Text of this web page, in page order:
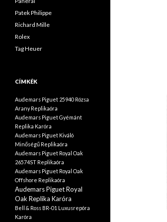
Patek Philippe
Richard Mille
Rolex
Tag Heuer
CÍMKÉK
Audemars Piguet 25940 Rózsa
Arany Replikaóra
Audemars Piguet Gyémánt
Replika Karóra
Audemars Piguet Kiváló
Minőségű Replikaóra
Audemars Piguet Royal Oak
26574ST Replikaóra
Audemars Piguet Royal Oak
Offshore Replikaóra
Audemars Piguet Royal
Oak Replika Karóra
Bell & Ross BR-01 Luxusrepóra
Karóra